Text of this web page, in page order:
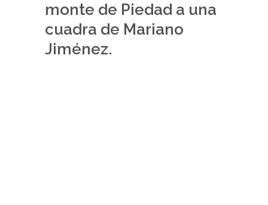
monte de Piedad a una
cuadra de Mariano
Jiménez.